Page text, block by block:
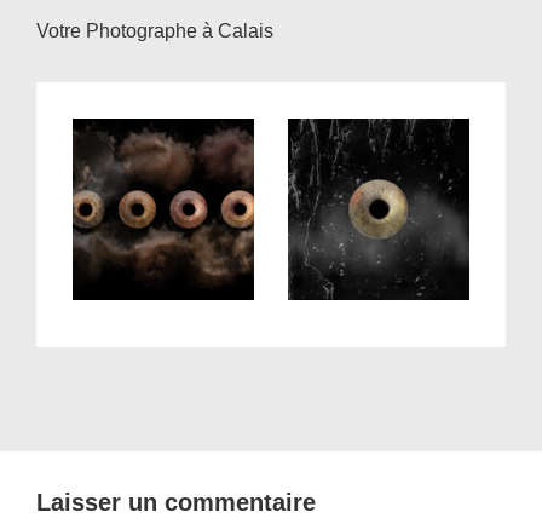
Votre Photographe à Calais
Laisser un commentaire